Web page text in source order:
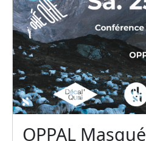
OPPAL Masqué